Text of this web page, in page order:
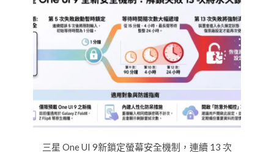
三星 One UI 9新鎖定螢幕安全機制，連續 13 次